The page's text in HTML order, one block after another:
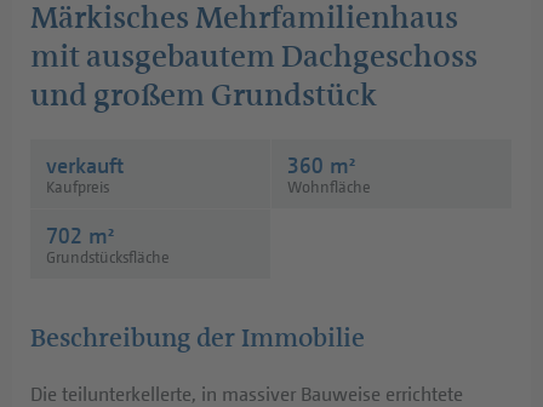
Anfahrt
Telefon:+49 (0) 30 / 84 38 95 - 0
Öffnungszeiten:
Sa:
10:00 Uhr bis 13:00 Uhr
Märkisches Mehrfamilienhaus
mit ausgebautem Dachgeschoss
und großem Grundstück
verkauft
Kaufpreis
360 m²
Wohnfläche
702 m²
Grundstücksfläche
Beschreibung der Immobilie
Die teilunterkellerte, in massiver Bauweise errichtete